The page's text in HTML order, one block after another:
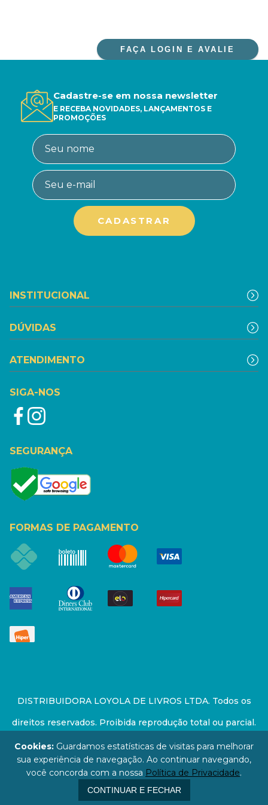
FAÇA LOGIN E AVALIE
Cadastre-se em nossa newsletter
E RECEBA NOVIDADES, LANÇAMENTOS E
PROMOÇÕES
INSTITUCIONAL
DÚVIDAS
ATENDIMENTO
SIGA-NOS
SEGURANÇA
FORMAS DE PAGAMENTO
DISTRIBUIDORA LOYOLA DE LIVROS LTDA. Todos os
direitos reservados. Proibida reprodução total ou parcial.
Preços e estoque sujeito a alterações sem aviso prévio.
67.946.814/0001-94 - LOJA - Rua Senador Feijó - São
Paulo / SP - CEP: 01006-000
Cookies: Guardamos estatísticas de visitas para melhorar
sua experiência de navegação. Ao continuar navegando,
você concorda com a nossa Política de Privacidade.
CONTINUAR E FECHAR